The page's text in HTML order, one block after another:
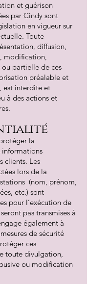
et guérison
par Cindy sont
en vigueur sur
Toute
diffusion,
modification,
partielle de ces
préalable et
est interdite et
à des actions et
la
clients. Les
lors de la
(nom, prénom,
etc.) sont
pour l’exécution de
pas transmises à
également à
de sécurité
ces
toute divulgation,
ou modification